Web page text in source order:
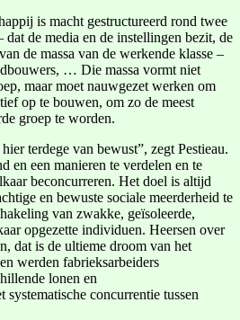
is macht gestructureerd rond twee
de media en de instellingen bezit, de
de massa van de werkende klasse –
… Die massa vormt niet
maar moet nauwgezet werken om
op te bouwen, om zo de meest
groep te worden.
terdege van bewust”, zegt Pestieau.
en een manieren te verdelen en te
beconcurreren. Het doel is altijd
en bewuste sociale meerderheid te
van zwakke, geïsoleerde,
opgezette individuen. Heersen over
dat is de ultieme droom van het
werden fabrieksarbeiders
lonen en
systematische concurrentie tussen